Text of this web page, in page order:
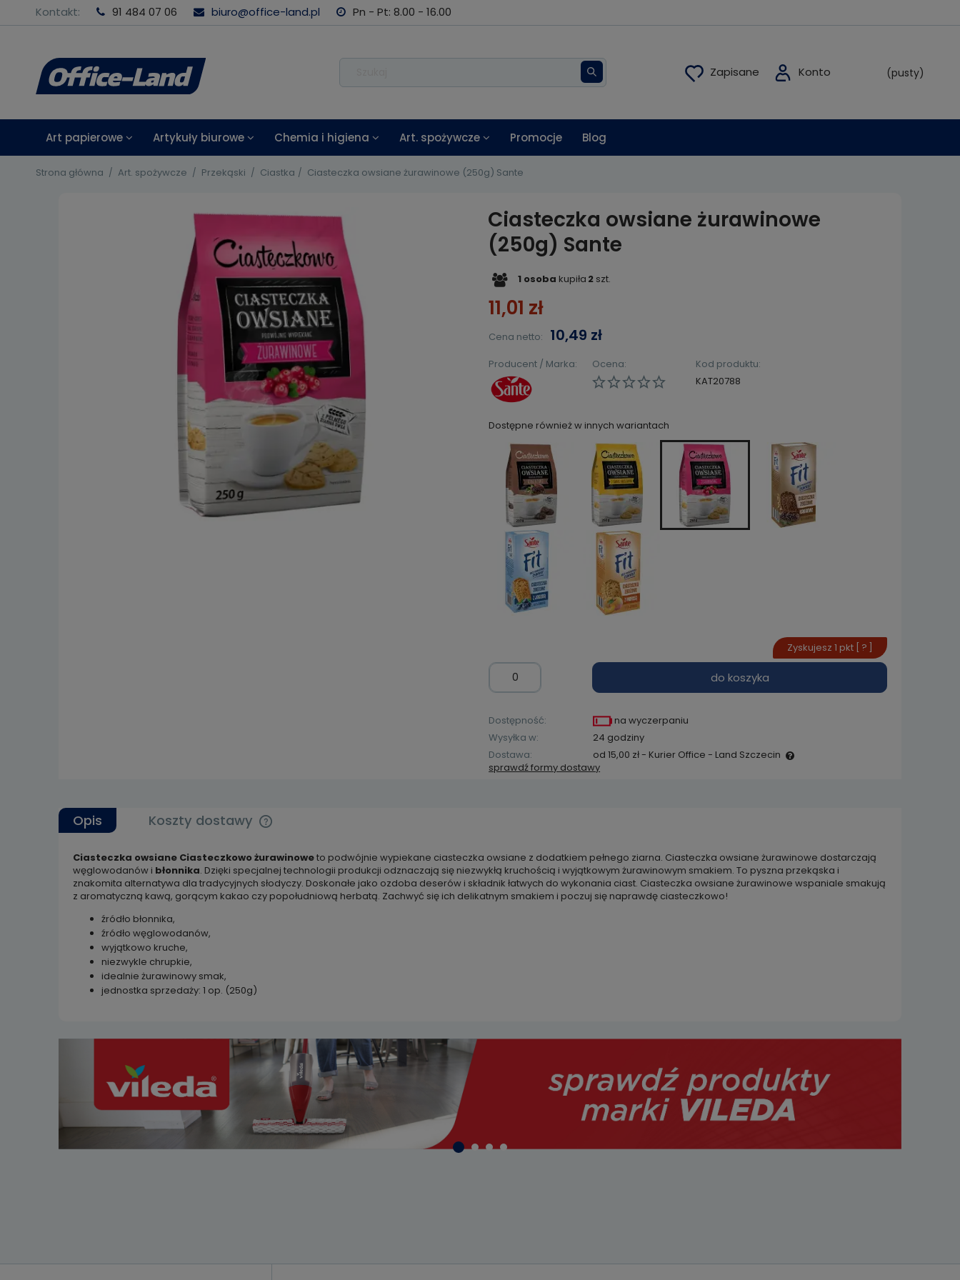
Kontakt: 91 484 07 06 biuro@office-land.pl Pn - Pt: 8.00 - 16.00
(pusty)
Art papierowe Artykuły biurowe Chemia i higiena Art. spożywcze Promocje Blog
Strona główna Art. spożywcze Przekąski Ciastka Ciasteczka owsiane żurawinowe (250g) Sante
Ciasteczka owsiane żurawinowe
(250g) Sante
1 osoba kupiła 2 szt.
11,01 zł
Cena netto: 10,49 zł
Ocena:
Producent / Marka:
Kod produktu:
KAT20788
Dostępne również w innych wariantach
do koszyka
Zyskujesz 1 pkt [ ?
Dostępność:
na wyczerpaniu
Wysyłka w:
24 godziny
Dostawa:
od 15,00 zł- Kurier Office - Land Szczecin
sprawdź formy dostawy
Opis Koszty dostawy
Cena nie zawiera ewentualnych
kosztów płatności
Ciasteczka owsiane Ciasteczkowo żurawinoweto podwójnie wypiekane ciasteczka owsiane z dodatkiem pełnego ziarna. Ciasteczka owsiane żurawinowe dostarczają
węglowodanów i błonnika. Dzięki specjalnej technologii produkcji odznaczają się niezwykłą kruchością i wyjątkowym żurawinowym smakiem. To pyszna przekąska i
znakomita alternatywa dla tradycyjnych słodyczy. Doskonałe jako ozdoba deserów i składnik łatwych do wykonania ciast. Ciasteczka owsiane żurawinowe wspaniale smakują
z aromatyczną kawą, gorącym kakao czy popołudniową herbatą. Zachwyć się ich delikatnym smakiem i poczuj się naprawdę ciasteczkowo!
źródło błonnika,
źródło węglowodanów,
wyjątkowo kruche,
niezwykle chrupkie,
idealnie żurawinowy smak,
jednostka sprzedaży: 1 op. (250g)